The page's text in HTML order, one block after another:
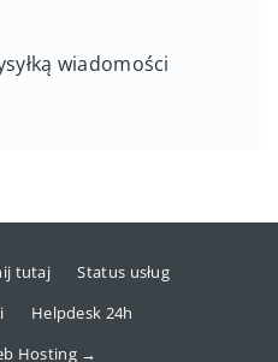
wiadomości
tutaj
Status usług
Helpdesk 24h
Hosting →